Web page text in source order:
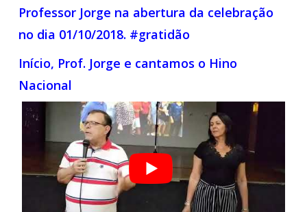
Professor Jorge na abertura da celebração
no dia 01/10/2018. #gratidão
Início, Prof. Jorge e cantamos o Hino
Nacional